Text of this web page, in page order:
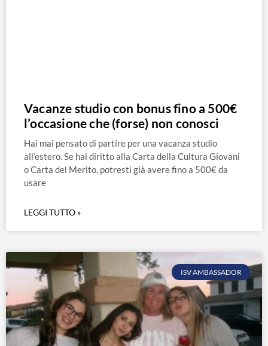
Vacanze studio con bonus fino a 500€
l’occasione che (forse) non conosci
Hai mai pensato di partire per una vacanza studio
all’estero. Se hai diritto alla Carta della Cultura Giovani
o Carta del Merito, potresti già avere fino a 500€ da
usare
LEGGI TUTTO »
ISV AMBASSADOR